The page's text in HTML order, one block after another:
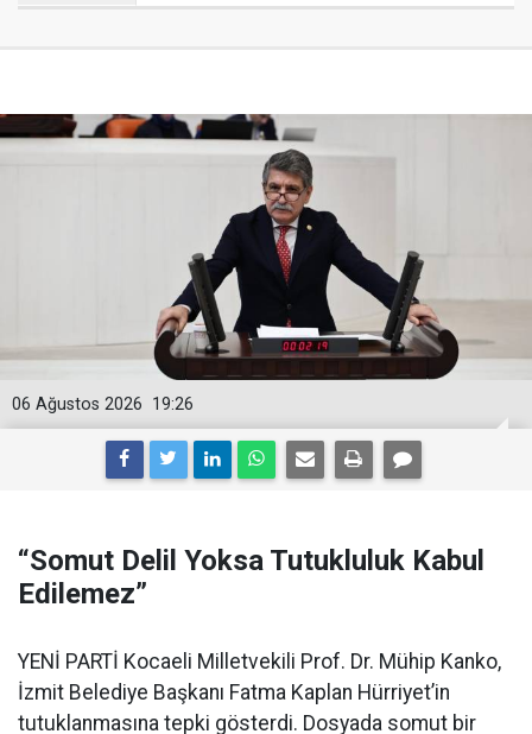
19:26
06 Ağustos 2026
“Somut Delil Yoksa Tutukluluk Kabul
Edilemez”
YENİ PARTİ Kocaeli Milletvekili Prof. Dr. Mühip Kanko,
İzmit Belediye Başkanı Fatma Kaplan Hürriyet’in
tutuklanmasına tepki gösterdi. Dosyada somut bir